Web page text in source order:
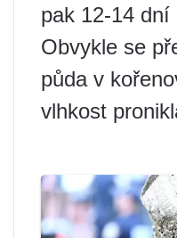
pak 12-14 dní
Obvykle se
půda v
vlhkost